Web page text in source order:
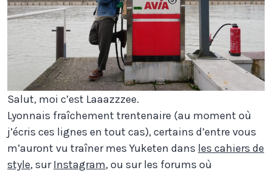
Salut, moi c’est Laaazzzee.
Lyonnais fraîchement trentenaire (au moment où
j’écris ces lignes en tout cas), certains d’entre vous
m’auront vu traîner mes Yuketen dans les cahiers de
style, surInstagram, ou sur les forums où